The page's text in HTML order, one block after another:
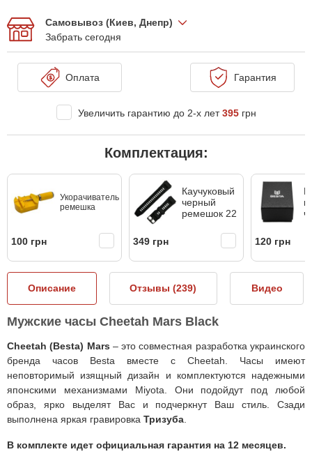
Самовывоз (Киев, Днепр)
Забрать сегодня
Оплата Гарантия
Увеличить гарантию до 2-х лет395 грн
Комплектация:
Укорачиватель
ремешка
100 грн
Каучуковый
черный
ремешок 22
349 грн 120 грн
Описание Отзывы (239) Видео
Мужские часы Cheetah Mars Black
Cheetah (Besta) Mars – это совместная разработка украинского
бренда часов Besta вместе с Cheetah . Часы имеют
неповторимый изящный дизайн и комплектуются надежными
японскими механизмами Miyota . Они подойдут под любой
образ, ярко выделят Вас и подчеркнут Ваш стиль. Сзади
выполнена яркая гравировка Тризуба
В комплекте идет официальная гарантия на 12 месяцев.